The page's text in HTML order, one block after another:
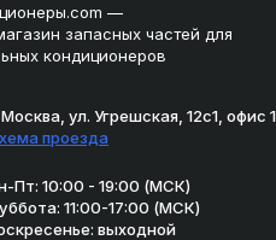
—
запасных частей для
кондиционеров
Москва, ул. Угрешская, 12с1, офис
проезда
Пт: 10:00 - 19:00 (МСК)
11:00-17:00 (МСК)
выходной